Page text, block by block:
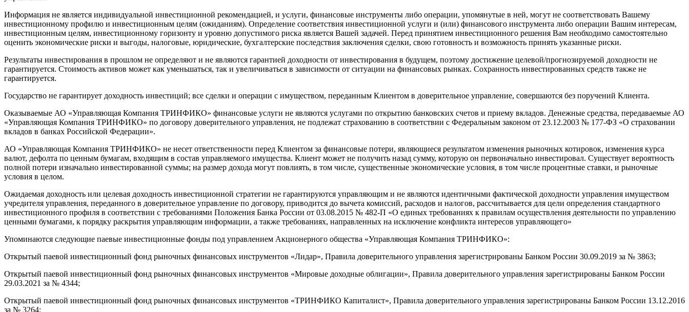
Информация не является индивидуальной инвестиционной рекомендацией, и услуги, финансовые инструменты либо операции, упомянутые в ней, могут не соответствовать Вашему
инвестиционному профилю и инвестиционным целям (ожиданиям). Определение соответствия инвестиционной услуги и (или) финансового инструмента либо операции Вашим интересам,
инвестиционным целям, инвестиционному горизонту и уровню допустимого риска является Вашей задачей. Перед принятием инвестиционного решения Вам необходимо самостоятельно
оценить экономические риски и выгоды, налоговые, юридические, бухгалтерские последствия заключения сделки, свою готовность и возможность принять указанные риски.
Результаты инвестирования в прошлом не определяют и не являются гарантией доходности от инвестирования в будущем, поэтому достижение целевой/прогнозируемой доходности не
гарантируется. Стоимость активов может как уменьшаться, так и увеличиваться в зависимости от ситуации на финансовых рынках. Сохранность инвестированных средств также не
гарантируется.
Государство не гарантирует доходность инвестиций; все сделки и операции с имуществом, переданным Клиентом в доверительное управление, совершаются без поручений Клиента.
Оказываемые АО «Управляющая Компания ТРИНФИКО» финансовые услуги не являются услугами по открытию банковских счетов и приему вкладов. Денежные средства, передаваемые АО
«Управляющая Компания ТРИНФИКО» по договору доверительного управления, не подлежат страхованию в соответствии с Федеральным законом от 23.12.2003 № 177-ФЗ «О страховании
вкладов в банках Российской Федерации».
АО «Управляющая Компания ТРИНФИКО» не несет ответственности перед Клиентом за финансовые потери, являющиеся результатом изменения рыночных котировок, изменения курса
валют, дефолта по ценным бумагам, входящим в состав управляемого имущества. Клиент может не получить назад сумму, которую он первоначально инвестировал. Существует вероятность
полной потери изначально инвестированной суммы; на размер дохода могут повлиять, в том числе, существенные экономические условия, в том числе процентные ставки, и рыночные
условия в целом.
Ожидаемая доходность или целевая доходность инвестиционной стратегии не гарантируются управляющим и не являются идентичными фактической доходности управления имуществом
учредителя управления, переданного в доверительное управление по договору, приводится до вычета комиссий, расходов и налогов, рассчитывается для цели определения стандартного
инвестиционного профиля в соответствии с требованиями Положения Банка России от 03.08.2015 № 482-П «О единых требованиях к правилам осуществления деятельности по управлению
ценными бумагами, к порядку раскрытия управляющим информации, а также требованиях, направленных на исключение конфликта интересов управляющего»
Упоминаются следующие паевые инвестиционные фонды под управлением Акционерного общества «Управляющая Компания ТРИНФИКО»:
Открытый паевой инвестиционный фонд рыночных финансовых инструментов «Лидар», Правила доверительного управления зарегистрированы Банком России 30.09.2019 за № 3863;
Открытый паевой инвестиционный фонд рыночных финансовых инструментов «Мировые доходные облигации», Правила доверительного управления зарегистрированы Банком России
29.03.2021 за № 4344;
Открытый паевой инвестиционный фонд рыночных финансовых инструментов «ТРИНФИКО Капиталист», Правила доверительного управления зарегистрированы Банком России 13.12.2016
за № 3264;